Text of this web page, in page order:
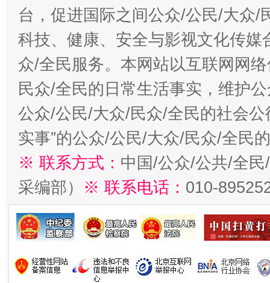
台，促进国际之间公众/公民/大众/
科技、健康、安全与影视文化传
众/全民服务。本网站以互联网网
民众/全民的日常生活事实，维护
公众/公民/大众/民众/全民的社会公
实事”的公众/公民/大众/民众/全民
※ 联系方式： 中国/公众/公共/全
采编部） ※ 联系电话： 010-